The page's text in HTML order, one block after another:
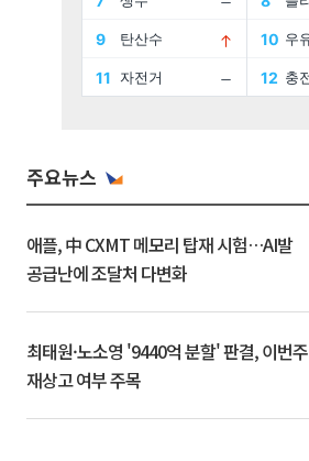
주요뉴스
애플, 中 CXMT 메모리 탑재 시험…AI발
공급난에 조달처 다변화
최태원·노소영 '9440억 분할' 판결, 이번주
재상고 여부 주목